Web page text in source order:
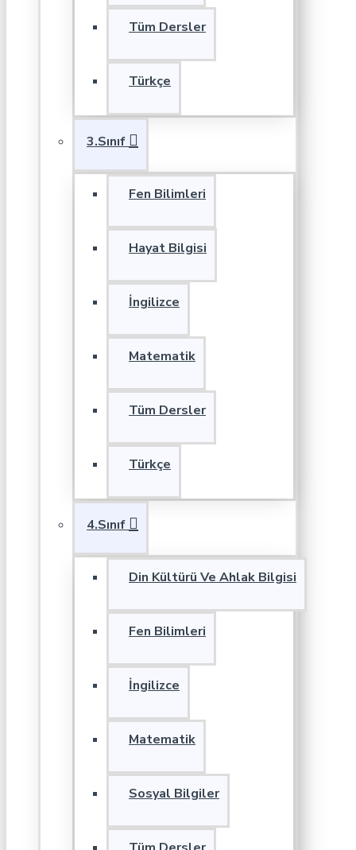
Tüm Dersler
Türkçe
3.Sınıf
Fen Bilimleri
Hayat Bilgisi
İngilizce
Matematik
Tüm Dersler
Türkçe
4.Sınıf
Din Kültürü Ve Ahlak Bilgisi
Fen Bilimleri
İngilizce
Matematik
Sosyal Bilgiler